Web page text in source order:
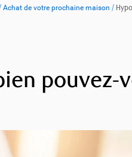
Achat de votre prochaine maison /